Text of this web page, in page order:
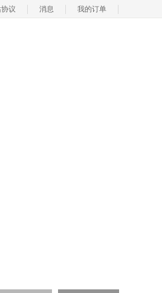
协议 消息 我的订单